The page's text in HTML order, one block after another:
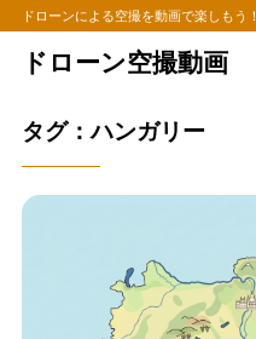
ドローンによる空撮を動画で楽しもう！
ドローン空撮動画
タグ：ハンガリー